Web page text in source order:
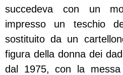
succedeva con un
impresso un teschio
sostituito da un
figura della donna dei
dal 1975, con la